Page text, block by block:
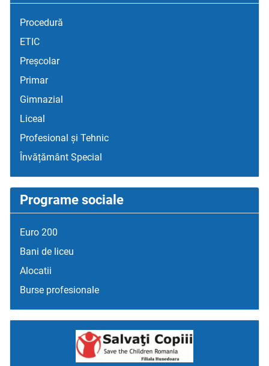
Procedură
ETIC
Preșcolar
Primar
Gimnazial
Liceal
Profesional și Tehnic
Învățământ Special
Programe sociale
Euro 200
Bani de liceu
Alocatii
Burse profesionale